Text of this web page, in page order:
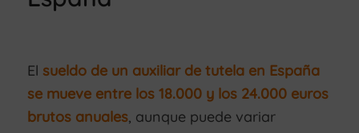
El sueldo de un auxiliar de tutela en España
se mueve entre los 18.000 y los 24.000 euros
brutos anuales, aunque puede variar